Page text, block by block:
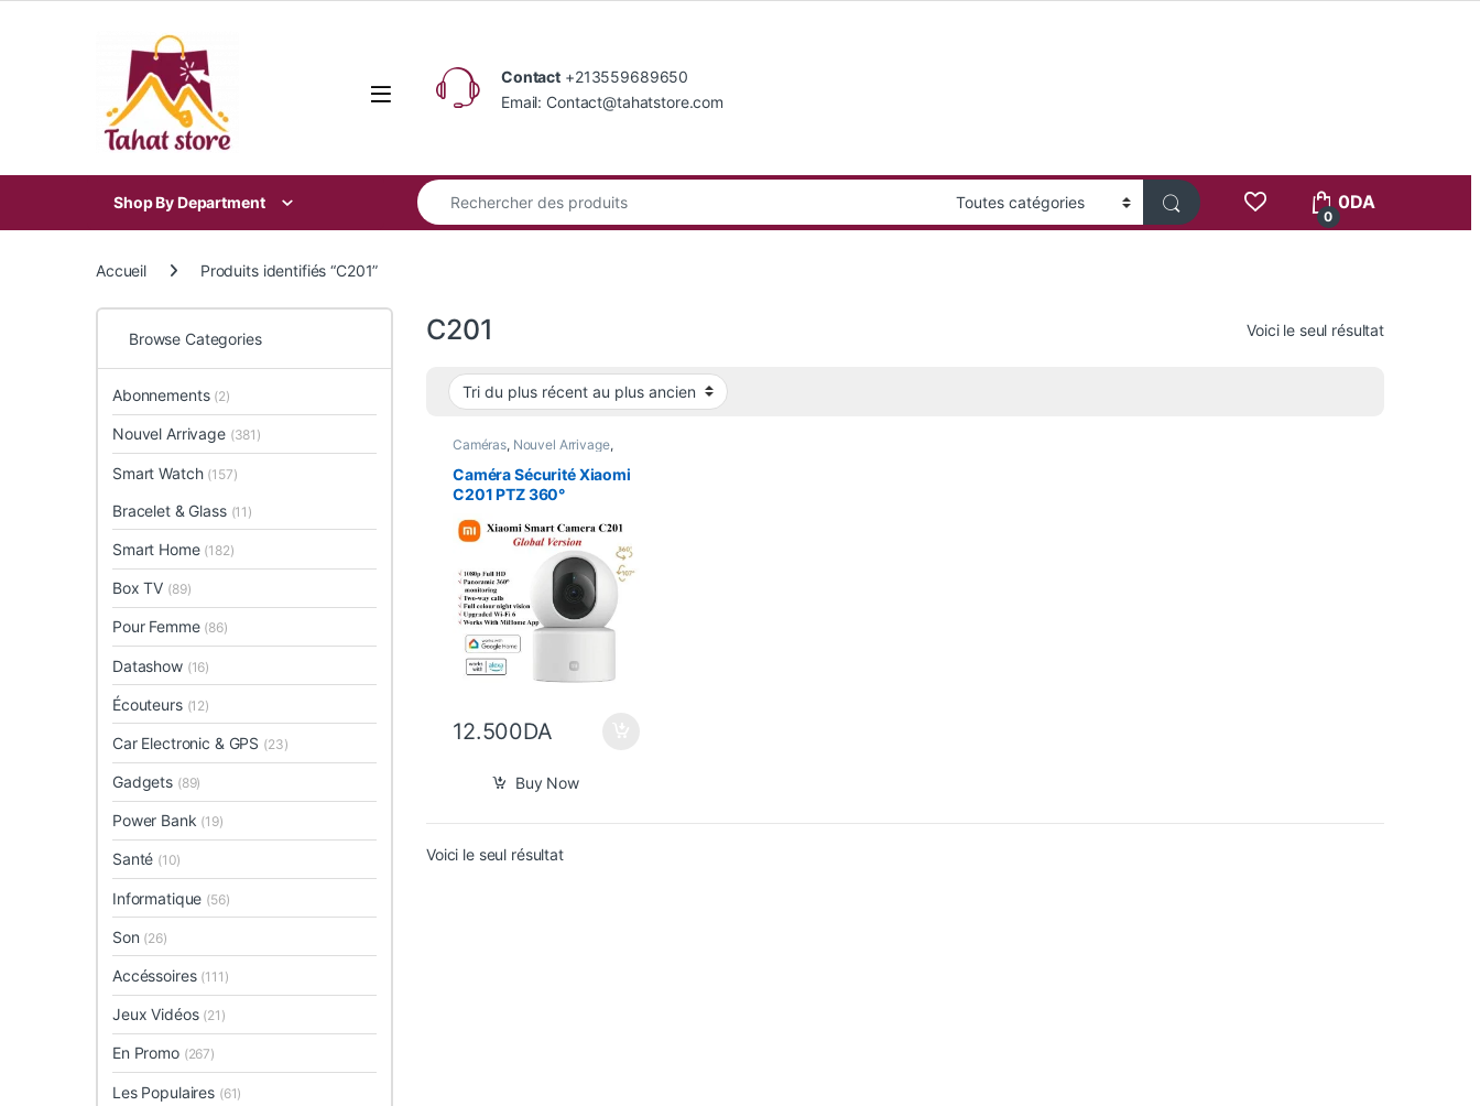
Contact +213559689650
Email: Contact@tahatstore.com
Shop By Department
Search for:
0
0DA
Accueil Produits identifiés “C201”
C201 Voici le seul résultat
Caméras, Nouvel Arrivage,
Caméra Sécurité Xiaomi
C201 PTZ 360°
12.500DA
Buy Now
Voici le seul résultat
Browse Categories
Abonnements (2)
Nouvel Arrivage (381)
Smart Watch (157)
Bracelet & Glass (11)
Smart Home (182)
Box TV (89)
Pour Femme (86)
Datashow (16)
Écouteurs (12)
Car Electronic & GPS (23)
Gadgets (89)
Power Bank (19)
Santé (10)
Informatique (56)
Son (26)
Accéssoires (111)
Jeux Vidéos (21)
En Promo (267)
Les Populaires (61)